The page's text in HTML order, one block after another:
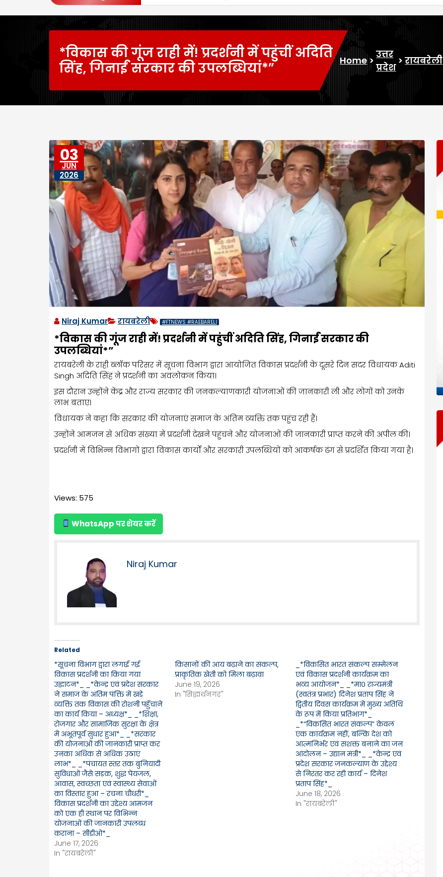
*विकास की गूंज राही में! प्रदर्शनी में पहुंचीं अदिति
सिंह, गिनाईं सरकार की उपलब्धियां*”
Home>
उत्तर
प्रदेश
>रायबरेली
03
JUN
2026
Niraj Kumar रायबरेली #FTNEWS #RAEBARELI
*विकास की गूंज राही में! प्रदर्शनी में पहुंचीं अदिति सिंह, गिनाईं सरकार की
उपलब्धियां*”
रायबरेली के राही ब्लॉक परिसर में सूचना विभाग द्वारा आयोजित विकास प्रदर्शनी के दूसरे दिन सदर विधायक Aditi
Singh अदिति सिंह ने प्रदर्शनी का अवलोकन किया।
इस दौरान उन्होंने केंद्र और राज्य सरकार की जनकल्याणकारी योजनाओं की जानकारी ली और लोगों को उनके
लाभ बताए।
विधायक ने कहा कि सरकार की योजनाएं समाज के अंतिम व्यक्ति तक पहुंच रही हैं।
उन्होंने आमजन से अधिक संख्या में प्रदर्शनी देखने पहुंचने और योजनाओं की जानकारी प्राप्त करने की अपील की।
प्रदर्शनी में विभिन्न विभागों द्वारा विकास कार्यों और सरकारी उपलब्धियों को आकर्षक ढंग से प्रदर्शित किया गया है।
Views: 575
WhatsApp पर शेयर करें
Niraj Kumar
Related
*सूचना विभाग द्वारा लगाई गई
विकास प्रदर्शनी का किया गया
उद्घाटन*_ _*केन्द्र एवं प्रदेश सरकार
ने समाज के अंतिम पंक्ति में खड़े
व्यक्ति तक विकास की रोशनी पहुँचाने
का कार्य किया – अध्यक्ष*_ _*शिक्षा,
रोजगार और सामाजिक सुरक्षा के क्षेत्र
में अभूतपूर्व सुधार हुआ*_ _*सरकार
की योजनाओं की जानकारी प्राप्त कर
उनका अधिक से अधिक उठाएं
लाभ*_ _*पंचायत स्तर तक बुनियादी
सुविधाओं जैसे सड़क, शुद्ध पेयजल,
आवास, स्वच्छता एवं स्वास्थ्य सेवाओं
का विस्तार हुआ – रंचना चौधरी*_
विकास प्रदर्शनी का उद्देश्य आमजन
को एक ही स्थान पर विभिन्न
योजनाओं की जानकारी उपलब्ध
कराना – सीडीओ*_
June 17, 2026
In "रायबरेली"
किसानों की आय बढ़ाने का संकल्प,
प्राकृतिक खेती को मिला बढ़ावा
June 19, 2026
In "सिद्धार्थनगर"
_*विकसित भारत संकल्प सम्मेलन
एवं विकास प्रदर्शनी कार्यक्रम का
भव्य आयोजन*_ _*मा० राज्यमंत्री
(स्वतंत्र प्रभार) दिनेश प्रताप सिंह ने
द्वितीय दिवस कार्यक्रम में मुख्य अतिथि
के रूप में किया प्रतिभाग*_
_*“विकसित भारत संकल्प” केवल
एक कार्यक्रम नहीं, बल्कि देश को
आत्मनिर्भर एवं सशक्त बनाने का जन
आंदोलन – उद्यान मंत्री*_ _*केन्द्र एवं
प्रदेश सरकार जनकल्याण के उद्देश्य
से निरंतर कर रही कार्य – दिनेश
प्रताप सिंह*_
June 18, 2026
In "रायबरेली"